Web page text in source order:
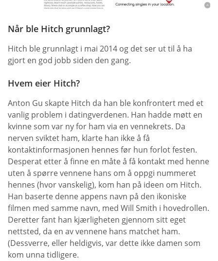
Når ble Hitch grunnlagt?
Hitch ble grunnlagt i mai 2014 og det ser ut til å ha
gjort en god jobb siden den gang.
Hvem eier Hitch?
Anton Gu skapte Hitch da han ble konfrontert med et
vanlig problem i datingverdenen. Han hadde møtt en
kvinne som var ny for ham via en vennekrets. Da
nerven sviktet ham, klarte han ikke å få
kontaktinformasjonen hennes før hun forlot festen.
Desperat etter å finne en måte å få kontakt med henne
uten å spørre vennene hans om å oppgi nummeret
hennes (hvor vanskelig), kom han på ideen om Hitch.
Han baserte denne appens navn på den ikoniske
filmen med samme navn, med Will Smith i hovedrollen.
Deretter fant han kjærligheten gjennom sitt eget
nettsted, da en av vennene hans matchet ham.
(Dessverre, eller heldigvis, var dette ikke damen som
kom unna tidligere.